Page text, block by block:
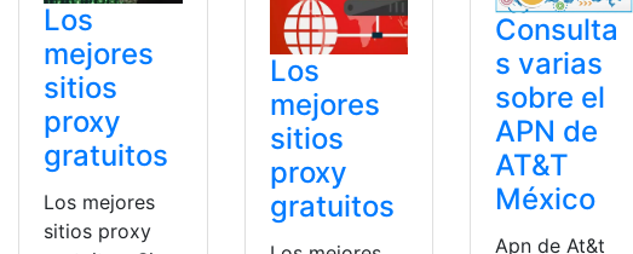
Los
mejores
sitios
proxy
gratuitos
Los mejores
sitios proxy
Los
mejores
sitios
proxy
gratuitos
Consulta
s varias
sobre el
APN de
AT&T
México
Apn de At&t